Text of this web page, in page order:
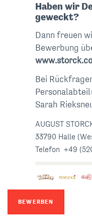
Haben wir
geweckt?
Dann freuen
Bewerbung
Bei
Sarah
AUGUST
33790 Halle
Telefon +49
BEWERBEN